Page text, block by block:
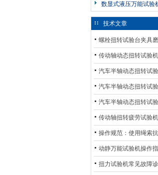
数显式液压万能试验
技术文章
螺栓扭转试验台夹具
材质选型与表面处理
化
传动轴动态扭转试验
及产业落地应用
汽车半轴动态扭转试
术及产业落地应用
汽车半轴动态扭转试
配与质控应用探析
汽车半轴动态扭转试
理与行业应用
传动轴扭转疲劳试验
与行业应用
操作规范：使用绳索
验机的完整测试步骤
动静万能试验机操作
动态测试的标准化流程
扭力试验机常见故障